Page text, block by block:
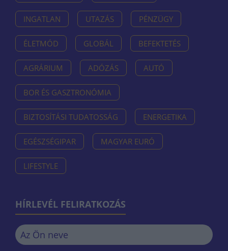
INGATLAN UTAZÁS PÉNZÜGY
ÉLETMÓD GLOBÁL BEFEKTETÉS
AGRÁRIUM ADÓZÁS AUTÓ
BOR ÉS GASZTRONÓMIA
BIZTOSÍTÁSI TUDATOSSÁG ENERGETIKA
EGÉSZSÉGIPAR MAGYAR EURÓ
LIFESTYLE
HÍRLEVÉL FELIRATKOZÁS